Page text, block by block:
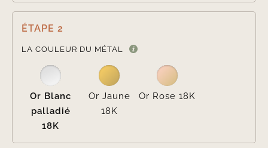
ÉTAPE 2
LA COULEUR DU MÉTAL
Or Blanc
palladié
18K
Or Jaune
18K
Or Rose 18K